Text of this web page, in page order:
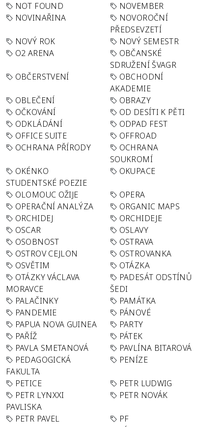
NOT FOUND
NOVEMBER
NOVINAŘINA
NOVOROČNÍ
PŘEDSEVZETÍ
NOVÝ ROK
NOVÝ SEMESTR
O2 ARENA
OBČANSKÉ
SDRUŽENÍ ŠVAGR
OBČERSTVENÍ
OBCHODNÍ
AKADEMIE
OBLEČENÍ
OBRAZY
OČKOVÁNÍ
OD DESÍTI K PĚTI
ODKLÁDÁNÍ
ODPAD FEST
OFFICE SUITE
OFFROAD
OCHRANA PŘÍRODY
OCHRANA
SOUKROMÍ
OKÉNKO
STUDENTSKÉ POEZIE
OKUPACE
OLOMOUC OŽIJE
OPERA
OPERAČNÍ ANALÝZA
ORGANIC MAPS
ORCHIDEJ
ORCHIDEJE
OSCAR
OSLAVY
OSOBNOST
OSTRAVA
OSTROV CEJLON
OSTROVANKA
OSVĚTIM
OTÁZKA
OTÁZKY VÁCLAVA
MORAVCE
PADESÁT ODSTÍNŮ
ŠEDI
PALAČINKY
PAMÁTKA
PANDEMIE
PÁNOVÉ
PAPUA NOVA GUINEA
PARTY
PAŘÍŽ
PÁTEK
PAVLA SMETANOVÁ
PAVLÍNA BITAROVÁ
PEDAGOGICKÁ
FAKULTA
PENÍZE
PETICE
PETR LUDWIG
PETR LYNXXI
PAVLISKA
PETR NOVÁK
PETR PAVEL
PF